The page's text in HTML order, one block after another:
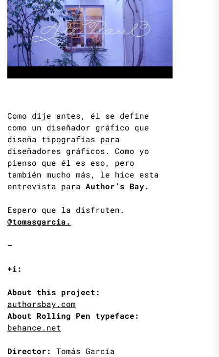
Como dije antes, él se define
como un diseñador gráfico que
diseña tipografías para
diseñadores gráficos. Como yo
pienso que él es eso, pero
también mucho más, le hice esta
entrevista para Author’s Bay.
Espero que la disfruten.
@tomasgarcia.
—
+i:
About this project:
authorsbay.com
About Rolling Pen typeface:
behance.net
Director:
Tomás García